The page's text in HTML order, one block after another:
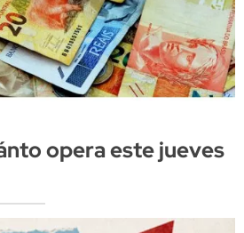
opera este jueves